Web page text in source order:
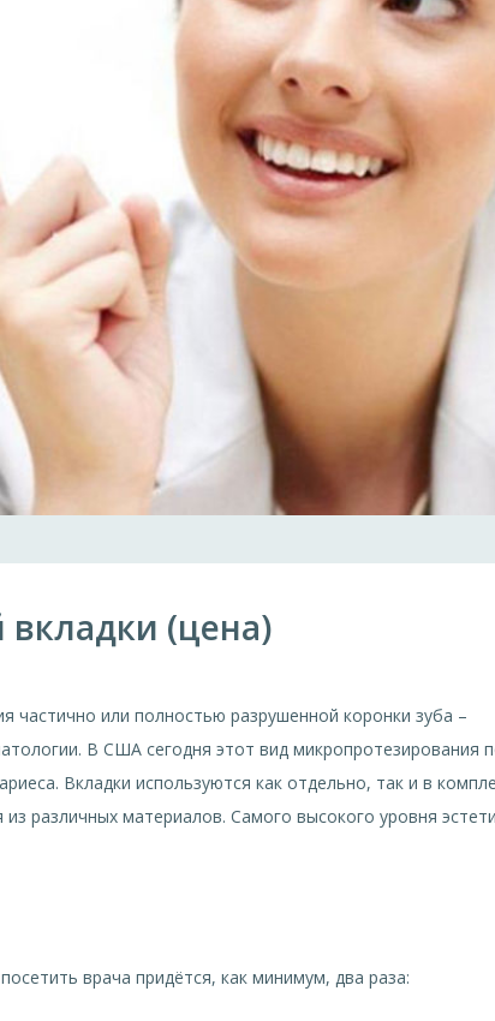
(цена)
частично или полностью разрушенной коронки зуба –
В США сегодня этот вид микропротезирования
Вкладки используются как отдельно, так и в
различных материалов. Самого высокого уровня
врача придётся, как минимум, два раза: